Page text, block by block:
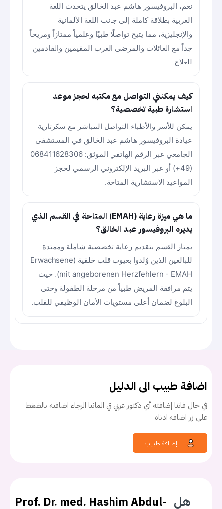
نعم، البروفيسور هاشم عبد الخالق يتحدث اللغة
العربية بطلاقة كاملة إلى جانب اللغة الألمانية
والإنجليزية، مما يتيح تواصلًا طبيًا وعلمياً ممتازاً ومريحاً
جداً مع العائلات والمرضى العرب المقيمين والقادمين
للعلاج.
كيف يمكنني التواصل مع مكتبه لحجز موعد
استشارة طبية تخصصية؟
يمكن للأسر والأطباء التواصل المباشر مع سكرتارية
عيادة البروفيسور هاشم عبد الخالق في المستشفى
الجامعي عبر الرقم الهاتفي الموثق: 068411628306
(49+) أو عبر البريد الإلكتروني الرسمي لحجز
المواعيد الاستشارية المتاحة.
ما هي ميزة رعاية (EMAH) المتاحة في القسم الذي
يديره البروفيسور عبد الخالق؟
يمتاز القسم بتقديم رعاية تخصصية شاملة وممتدة
للبالغين الذين وُلدوا بعيوب قلب خلقية (Erwachsene
mit angeborenen Herzfehlern - EMAH)، حيث
يتم مرافقة المريض طبياً من مرحلة الطفولة وحتى
البلوغ لضمان أعلى مستويات الأمان الوظيفي للقلب.
اضافة طبيب الى الدليل
في حال فاتنا إضافته أي دكتور عربي في المانيا الرجاء اضافته بالضغط
على زر اضافة ادناه
هل Prof. Dr. med. Hashim Abdul-